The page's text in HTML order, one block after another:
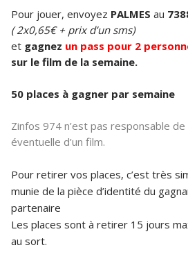
Pour jouer, envoyez PALMES au
( 2x0,65€ + prix d’un sms)
et gagnez un pass pour 2
sur le film de la semaine.
50 places à gagner par semaine
Zinfos 974 n’est pas responsable
éventuelle d’un film.
Pour retirer vos places, c’est très
munie de la pièce d’identité du
partenaire
Les places sont à retirer 15 jours
au sort.